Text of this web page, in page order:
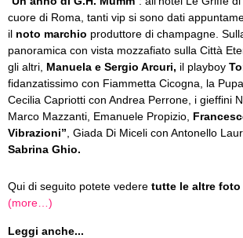
cuore di Roma, tanti vip si sono dati
il noto marchio produttore di champagne.
panoramica con vista mozzafiato sulla Città
gli altri, Manuela e Sergio Arcuri, il playboy
fidanzatissimo con Fiammetta Cicogna, la
Cecilia Capriotti con Andrea Perrone, i gieffini
Marco Mazzanti, Emanuele Propizio,
Vibrazioni” , Giada Di Miceli con Antonello
Sabrina Ghio.
Qui di seguito potete vedere tutte le altre foto
(more…)
Leggi anche...